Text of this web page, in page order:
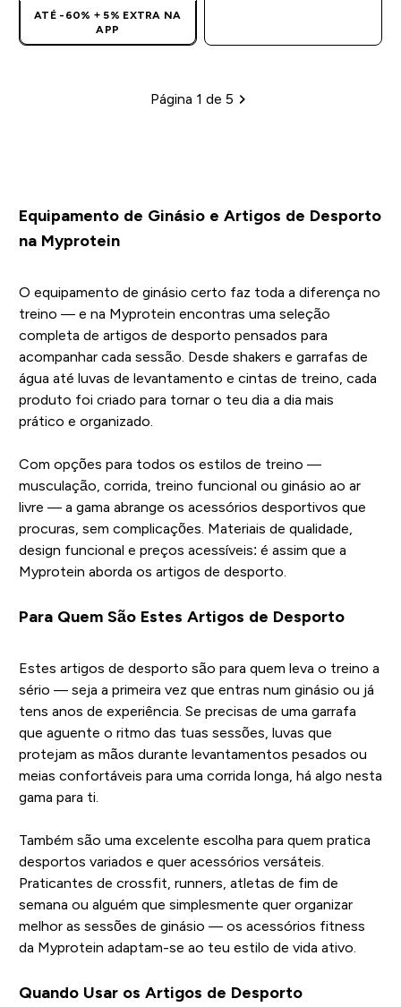
ATÉ -60% + 5% EXTRA NA
APP
Paginação
Página 1 de 5
Equipamento de Ginásio e Artigos de Desporto
na Myprotein
O equipamento de ginásio certo faz toda a diferença no
treino — e na Myprotein encontras uma seleção
completa de artigos de desporto pensados para
acompanhar cada sessão. Desde shakers e garrafas de
água até luvas de levantamento e cintas de treino, cada
produto foi criado para tornar o teu dia a dia mais
prático e organizado.
Com opções para todos os estilos de treino —
musculação, corrida, treino funcional ou ginásio ao ar
livre — a gama abrange os acessórios desportivos que
procuras, sem complicações. Materiais de qualidade,
design funcional e preços acessíveis: é assim que a
Myprotein aborda os artigos de desporto.
Para Quem São Estes Artigos de Desporto
Estes artigos de desporto são para quem leva o treino a
sério — seja a primeira vez que entras num ginásio ou já
tens anos de experiência. Se precisas de uma garrafa
que aguente o ritmo das tuas sessões, luvas que
protejam as mãos durante levantamentos pesados ou
meias confortáveis para uma corrida longa, há algo nesta
gama para ti.
Também são uma excelente escolha para quem pratica
desportos variados e quer acessórios versáteis.
Praticantes de crossfit, runners, atletas de fim de
semana ou alguém que simplesmente quer organizar
melhor as sessões de ginásio — os acessórios fitness
da Myprotein adaptam-se ao teu estilo de vida ativo.
Quando Usar os Artigos de Desporto